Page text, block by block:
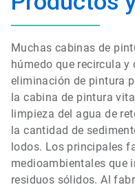
Muchas cabinas de
húmedo que recircula y
eliminación de pintura
la cabina de pintura
limpieza del agua de
la cantidad de
lodos. Los principales
medioambientales que
residuos sólidos. Al